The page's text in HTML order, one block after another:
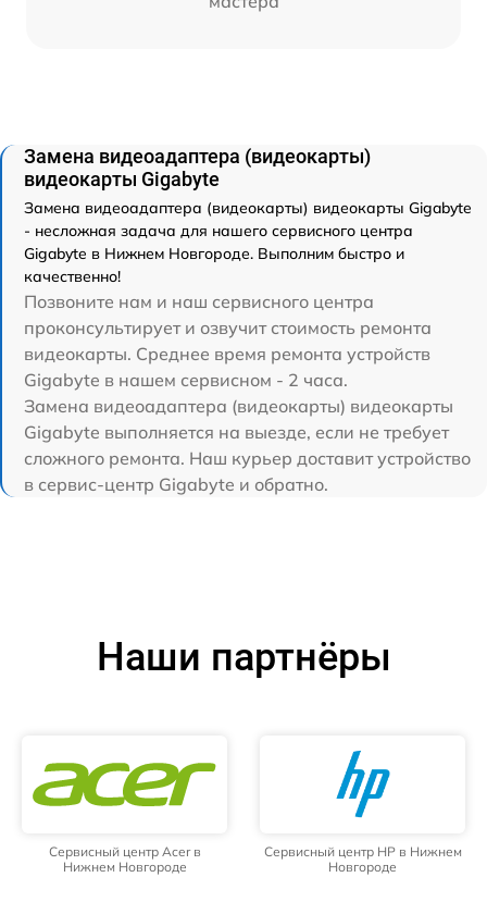
Замена видеоадаптера (видеокарты)
видеокарты Gigabyte
Замена видеоадаптера (видеокарты) видеокарты Gigabyte
- несложная задача для нашего сервисного центра
Gigabyte в Нижнем Новгороде. Выполним быстро и
качественно!
Позвоните нам и наш сервисного центра
проконсультирует и озвучит стоимость ремонта
видеокарты. Среднее время ремонта устройств
Gigabyte в нашем сервисном - 2 часа.
Замена видеоадаптера (видеокарты) видеокарты
Gigabyte выполняется на выезде, если не требует
сложного ремонта. Наш курьер доставит устройство
в сервис-центр Gigabyte и обратно.
Наши партнёры
Сервисный центр Acer в
Нижнем Новгороде
Сервисный центр HP в Нижнем
Новгороде